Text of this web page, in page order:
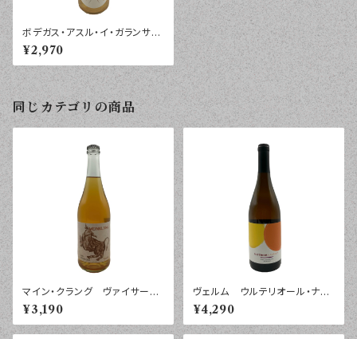
ボデガス・アスル・イ・ガランサ
スエロ・ヴィヴォ ブランコ ビ
ノ ２０２５年 ７５０ｍｌ
¥2,970
同じカテゴリの商品
マイン・クラング ヴァイサー・
ムラチャック ノイジードラーゼ
ー ２０２４年 ７５０ｍｌ
¥3,190
ヴェルム ウルテリオール・ナラ
ンハ カスティーリャ・ラ・マンチ
ャ ２０２３年 ７５０ｍｌ
¥4,290